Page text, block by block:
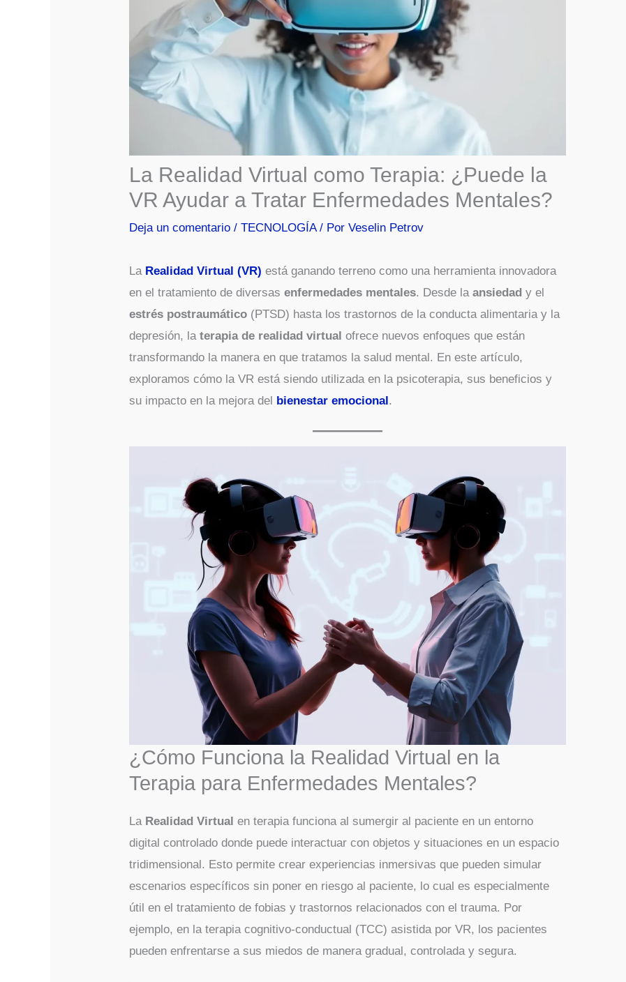
La Realidad Virtual como Terapia: ¿Puede la
VR Ayudar a Tratar Enfermedades Mentales?
Deja un comentario /TECNOLOGÍA/ PorVeselin Petrov
La Realidad Virtual (VR) está ganando terreno como una herramienta innovadora
en el tratamiento de diversasenfermedades mentales. Desde laansiedad y el
estrés postraumático (PTSD) hasta los trastornos de la conducta alimentaria y la
depresión, laterapia de realidad virtual ofrece nuevos enfoques que están
transformando la manera en que tratamos la salud mental. En este artículo,
exploramos cómo la VR está siendo utilizada en la psicoterapia, sus beneficios y
su impacto en la mejora del bienestar emocional.
¿Cómo Funciona la Realidad Virtual en la
Terapia para Enfermedades Mentales?
La Realidad Virtual en terapia funciona al sumergir al paciente en un entorno
digital controlado donde puede interactuar con objetos y situaciones en un espacio
tridimensional. Esto permite crear experiencias inmersivas que pueden simular
escenarios específicos sin poner en riesgo al paciente, lo cual es especialmente
útil en el tratamiento de fobias y trastornos relacionados con el trauma. Por
ejemplo, en la terapia cognitivo-conductual (TCC) asistida por VR, los pacientes
pueden enfrentarse a sus miedos de manera gradual, controlada y segura.